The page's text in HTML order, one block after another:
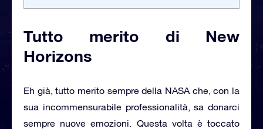
Tutto merito di New
Horizons
Eh già, tutto merito sempre della NASA che, con la
sua incommensurabile professionalità, sa donarci
sempre nuove emozioni. Questa volta è toccato